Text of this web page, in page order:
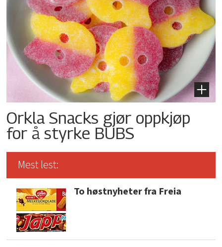
Orkla Snacks gjør oppkjøp
for å styrke BUBS
Mest lest:
To høstnyheter fra Freia